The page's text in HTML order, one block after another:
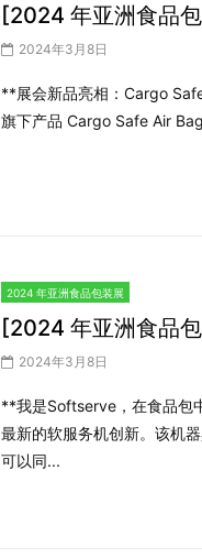
[2024 年亚洲食品
2024年3月8日
**展会新品亮相：Cargo
旗下产品 Cargo Safe Air
2024 年亚洲食品包装展
[2024 年亚洲食品
2024年3月8日
**我是Softserve，在食品包
最新的软服务机创新。该机
可以同...